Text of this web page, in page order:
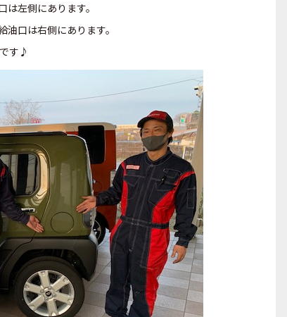
左側にあります。
口は右側にあります。
す♪